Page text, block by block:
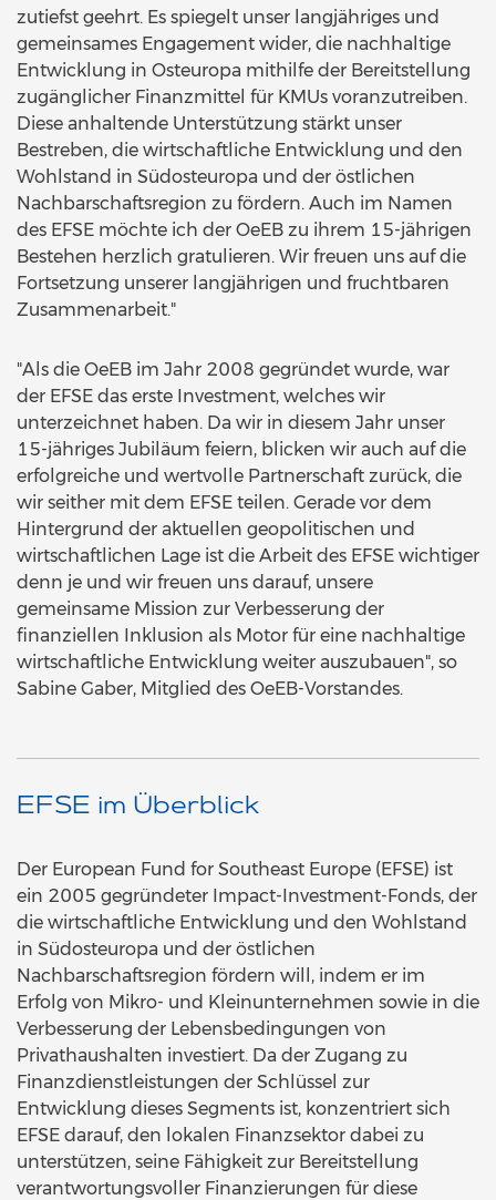
zutiefst geehrt. Es spiegelt unser langjähriges und
gemeinsames Engagement wider, die nachhaltige
Entwicklung in Osteuropa mithilfe der Bereitstellung
zugänglicher Finanzmittel für KMUs voranzutreiben.
Diese anhaltende Unterstützung stärkt unser
Bestreben, die wirtschaftliche Entwicklung und den
Wohlstand in Südosteuropa und der östlichen
Nachbarschaftsregion zu fördern. Auch im Namen
des EFSE möchte ich der OeEB zu ihrem 15-jährigen
Bestehen herzlich gratulieren. Wir freuen uns auf die
Fortsetzung unserer langjährigen und fruchtbaren
Zusammenarbeit."
"Als die OeEB im Jahr 2008 gegründet wurde, war
der EFSE das erste Investment, welches wir
unterzeichnet haben. Da wir in diesem Jahr unser
15-jähriges Jubiläum feiern, blicken wir auch auf die
erfolgreiche und wertvolle Partnerschaft zurück, die
wir seither mit dem EFSE teilen. Gerade vor dem
Hintergrund der aktuellen geopolitischen und
wirtschaftlichen Lage ist die Arbeit des EFSE wichtiger
denn je und wir freuen uns darauf, unsere
gemeinsame Mission zur Verbesserung der
finanziellen Inklusion als Motor für eine nachhaltige
wirtschaftliche Entwicklung weiter auszubauen", so
Sabine Gaber, Mitglied des OeEB-Vorstandes.
EFSE im Überblick
Der European Fund for Southeast Europe (EFSE) ist
ein 2005 gegründeter Impact-Investment-Fonds, der
die wirtschaftliche Entwicklung und den Wohlstand
in Südosteuropa und der östlichen
Nachbarschaftsregion fördern will, indem er im
Erfolg von Mikro- und Kleinunternehmen sowie in die
Verbesserung der Lebensbedingungen von
Privathaushalten investiert. Da der Zugang zu
Finanzdienstleistungen der Schlüssel zur
Entwicklung dieses Segments ist, konzentriert sich
EFSE darauf, den lokalen Finanzsektor dabei zu
unterstützen, seine Fähigkeit zur Bereitstellung
verantwortungsvoller Finanzierungen für diese